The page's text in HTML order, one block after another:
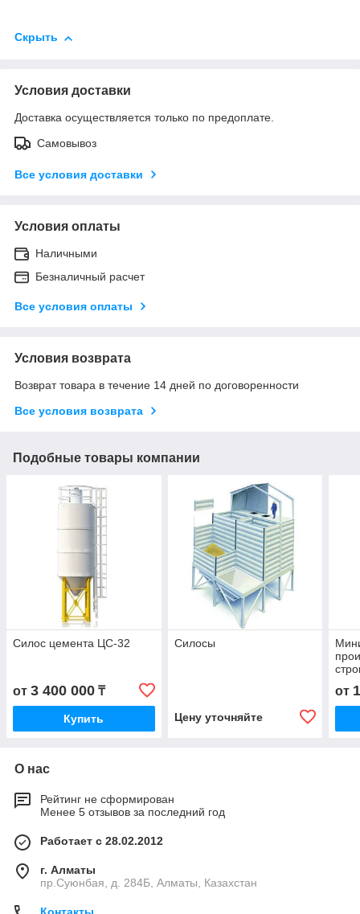
Скрыть
Условия доставки
Доставка осуществляется только по предоплате.
Самовывоз
Все условия доставки
Условия оплаты
Наличными
Безналичный расчет
Все условия оплаты
Условия возврата
Возврат товара в течение 14 дней по договоренности
Все условия возврата
Подобные товары компании
Силос цемента ЦС-32
от 3 400 000 ₸
Купить
Силосы
Цену уточняйте
от
О нас
Рейтинг не сформирован
Менее 5 отзывов за последний год
Работает с 28.02.2012
г. Алматы
пр.Суюнбая, д. 284Б, Алматы, Казахстан